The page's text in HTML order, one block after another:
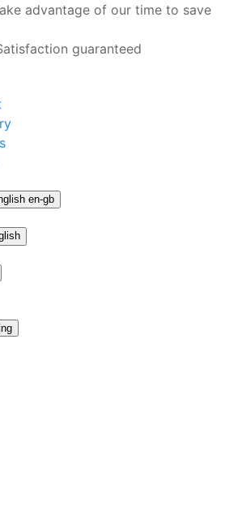
advantage of our time to save
guaranteed
en-gb